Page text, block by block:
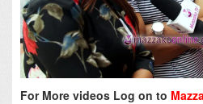
For More videos Log on to